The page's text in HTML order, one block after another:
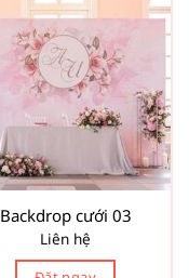
Backdrop cưới 03
Liên hệ